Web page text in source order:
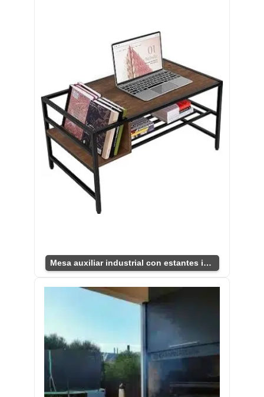
Mesa auxiliar industrial con estantes integrados